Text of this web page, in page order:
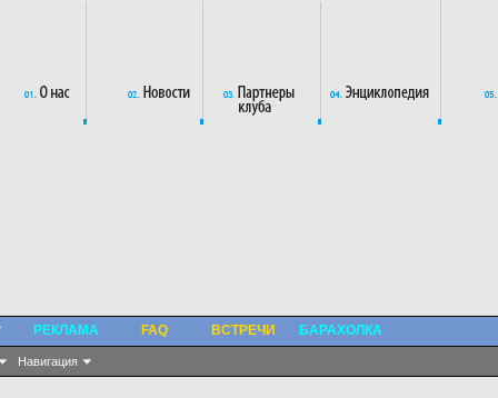
Навигация
РЕКЛАМА FAQ ВСТРЕЧИ БАРАХОЛКА